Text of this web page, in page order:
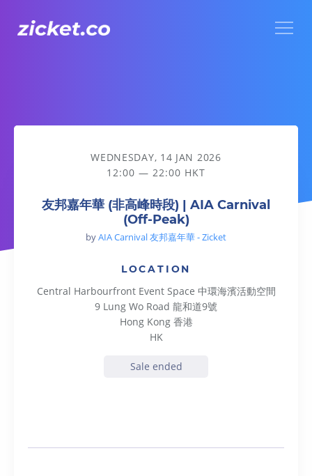
友邦嘉年華 (非高峰時段) | AIA Carnival (Off-Peak)
WEDNESDAY, 14 JAN 2026
12:00 — 22:00 HKT
友邦嘉年華 (非高峰時段) | AIA Carnival
(Off-Peak)
byAIA Carnival 友邦嘉年華 - Zicket
LOCATION
Central Harbourfront Event Space 中環海濱活動空間
9 Lung Wo Road 龍和道9號
Hong Kong 香港
HK
Sale ended